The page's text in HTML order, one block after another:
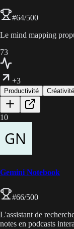
#64/500
Le mind mapping
73
+3
Productivité Créativité
10
Gemini Notebook
#66/500
L'assistant de
notes en podcasts